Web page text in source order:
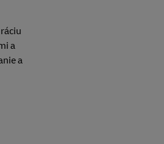
a
a